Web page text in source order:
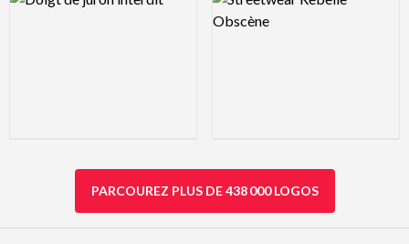
PARCOUREZ PLUS DE 438 000 LOGOS